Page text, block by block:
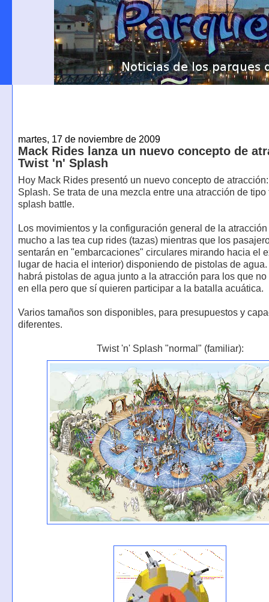
martes, 17 de noviembre de 2009
Mack Rides lanza un nuevo concepto de
Twist 'n' Splash
Hoy Mack Rides presentó un nuevo concepto de
Splash. Se trata de una mezcla entre una atracción de tipo
splash battle.
Los movimientos y la configuración general de la
mucho a las tea cup rides (tazas) mientras que los
sentarán en "embarcaciones" circulares mirando hacia el
lugar de hacia el interior) disponiendo de pistolas de
habrá pistolas de agua junto a la atracción para los que no
en ella pero que sí quieren participar a la batalla acuática.
Varios tamaños son disponibles, para presupuestos y
diferentes.
Twist 'n' Splash "normal" (familiar):